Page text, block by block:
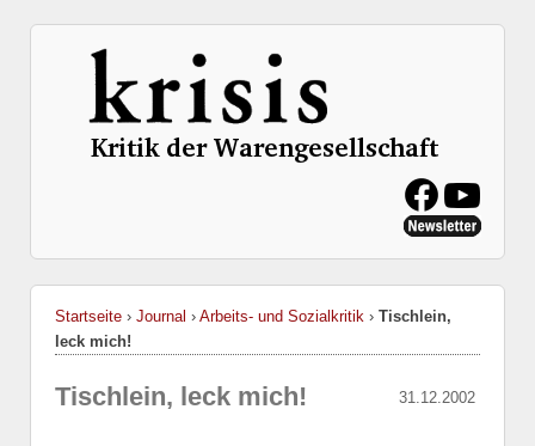
Startseite › Journal › Arbeits- und Sozialkritik › Tischlein,
leck mich!
31.12.2002
Tischlein, leck mich!